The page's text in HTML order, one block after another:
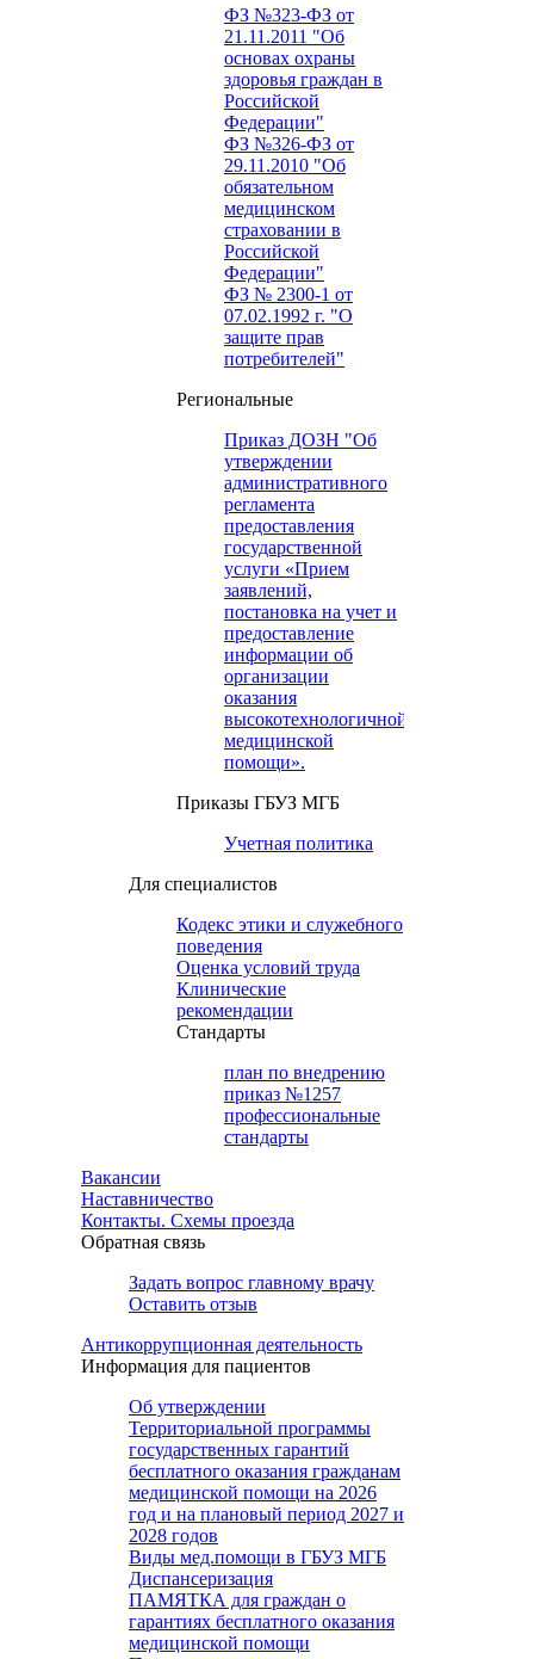
ФЗ №323-ФЗ от
21.11.2011 "Об
основах охраны
здоровья граждан в
Российской
Федерации"
ФЗ №326-ФЗ от
29.11.2010 "Об
обязательном
медицинском
страховании в
Российской
Федерации"
ФЗ № 2300-1 от
07.02.1992 г. "О
защите прав
потребителей"
Региональные
Приказ ДОЗН "Об
утверждении
административного
регламента
предоставления
государственной
услуги «Прием
заявлений,
постановка на учет и
предоставление
информации об
организации
оказания
высокотехнологичной
медицинской
помощи».
Приказы ГБУЗ МГБ
Учетная политика
Для специалистов
Кодекс этики и служебного
поведения
Оценка условий труда
Клинические
рекомендации
Cтандарты
план по внедрению
приказ №1257
профессиональные
стандарты
Вакансии
Наставничество
Контакты. Схемы проезда
Обратная связь
Задать вопрос главному врачу
Оставить отзыв
Антикоррупционная деятельность
Информация для пациентов
Об утверждении
Территориальной программы
государственных гарантий
бесплатного оказания гражданам
медицинской помощи на 2026
год и на плановый период 2027 и
2028 годов
Виды мед.помощи в ГБУЗ МГБ
Диспансеризация
ПАМЯТКА для граждан о
гарантиях бесплатного оказания
медицинской помощи